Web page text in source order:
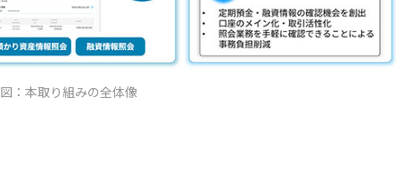
図：本取り組みの全体像